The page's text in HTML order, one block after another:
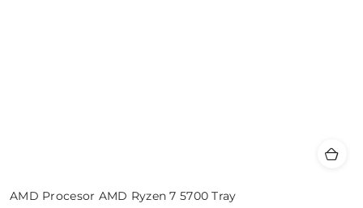
AMD Procesor AMD Ryzen 7 5700 Tray